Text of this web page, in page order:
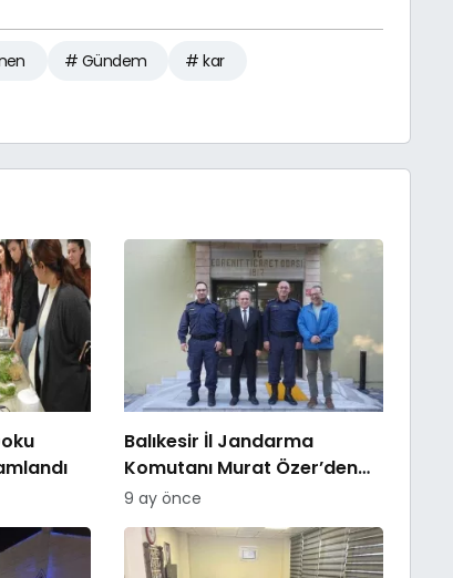
# Gündem
# kar
Balıkesir İl Jandarma
Komutanı Murat Özer’den
Edremit Ticaret Odasına
ziyaret
9 ay önce